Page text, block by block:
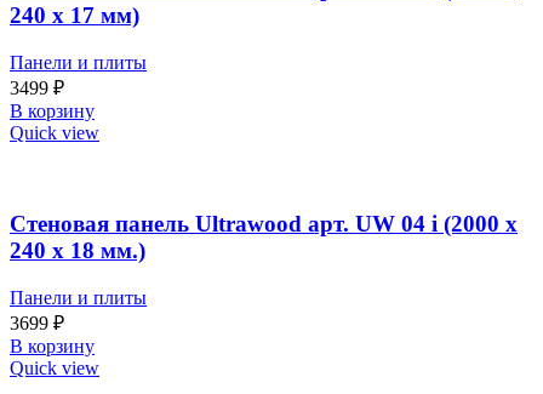
240 х 17 мм)
Панели и плиты
3499 ₽
В корзину
Quick view
Стеновая панель Ultrawood арт. UW 04 i (2000 х
240 х 18 мм.)
Панели и плиты
3699 ₽
В корзину
Quick view